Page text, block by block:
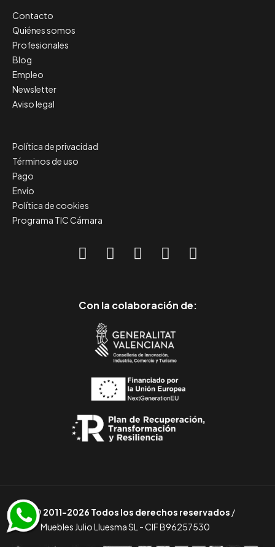
Contacto
Quiénes somos
Profesionales
Blog
Empleo
Newsletter
Aviso legal
Política de privacidad
Términos de uso
Pago
Envío
Política de cookies
Programa TIC Cámara
Con la colaboración de:
© 2011-2026 Todos los derechos reservados /
Muebles Julio Lluesma SL - CIF B96257530